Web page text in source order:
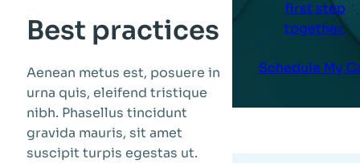
Best practices
Aenean metus est, posuere in
urna quis, eleifend tristique
nibh. Phasellus tincidunt
gravida mauris, sit amet
suscipit turpis egestas ut.
first step
together.
Schedule My